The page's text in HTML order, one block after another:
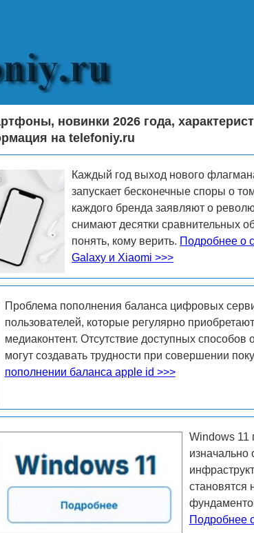
новинки 2026 года,
на telefoniy.ru
Каждый год выход нового
запускает бесконечные споры о
каждого бренда заявляют о
снимают десятки сравнительных
понять, кому верить. Подробнее о
Galaxy и Xiaomi >>>
Проблема пополнения баланса цифровых
пользователей, которые регулярно
медиаконтент. Отсутствие доступных
могут создавать трудности при совершении
пополнении баланса apple id >>>
Windows 11
изначально
становятся
Подробнее